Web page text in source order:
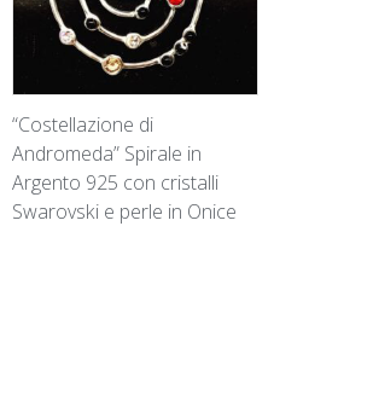
“Costellazione di
Andromeda” Spirale in
Argento 925 con cristalli
Swarovski e perle in Onice